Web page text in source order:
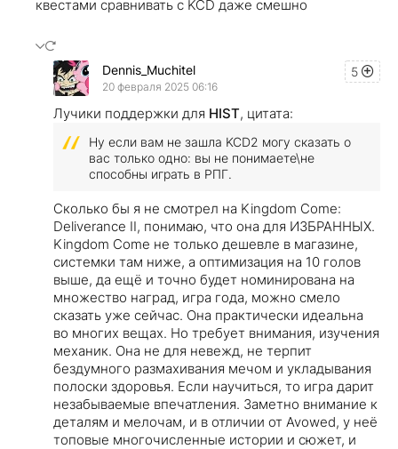
квестами сравнивать с KCD даже смешно
5
Dennis_Muchitel
20 февраля 2025 06:16
Лучики поддержки для HIST, цитата:
Ну если вам не зашла KCD2 могу сказать о
вас только одно: вы не понимаете\не
способны играть в РПГ.
Сколько бы я не смотрел на Kingdom Come:
Deliverance II, понимаю, что она для ИЗБРАННЫХ.
Kingdom Come не только дешевле в магазине,
системки там ниже, а оптимизация на 10 голов
выше, да ещё и точно будет номинирована на
множество наград, игра года, можно смело
сказать уже сейчас. Она практически идеальна
во многих вещах. Но требует внимания, изучения
механик. Она не для невежд, не терпит
бездумного размахивания мечом и укладывания
полоски здоровья. Если научиться, то игра дарит
незабываемые впечатления. Заметно внимание к
деталям и мелочам, и в отличии от Avowed, у неё
топовые многочисленные истории и сюжет, и